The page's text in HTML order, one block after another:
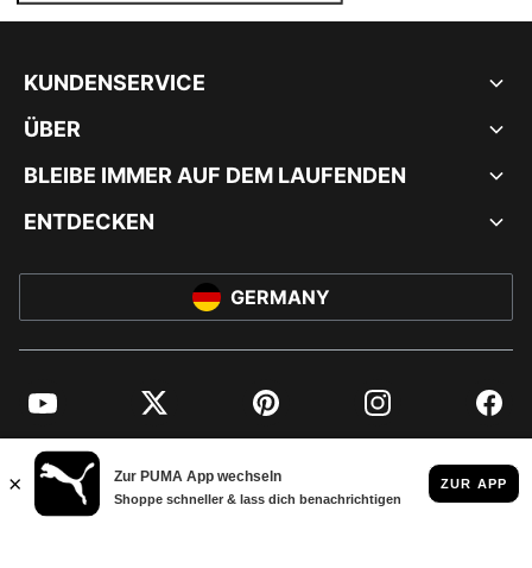
KUNDENSERVICE
ÜBER
BLEIBE IMMER AUF DEM LAUFENDEN
ENTDECKEN
GERMANY
YouTube Twitter Pinterest Instagram
© PUMA EUROPE GMBH, 2026. ALLE RECHTE VORBEHALTEN
IMPRESSUM UND RECHTLICHE HINWEISE